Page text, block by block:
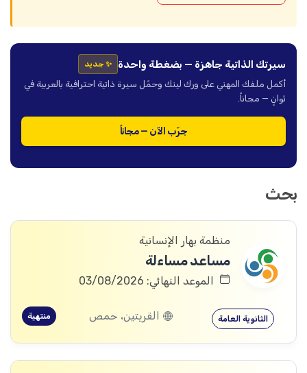
سيرتك الذاتية جاهزة — بضغطة واحدة ✨ جديد
أكمل ملفك المهني على ورك لينك وحمّل سيرة ذاتية احترافية بالعربية في
ثوانٍ — مجاناً.
جرّب الآن — مجاناً
بحث
منظمة بهار الإنسانية
مساعد مساءلة
الموعد النهائي: 03/08/2026
الثانوية العامة القريتين، حمص منتهية